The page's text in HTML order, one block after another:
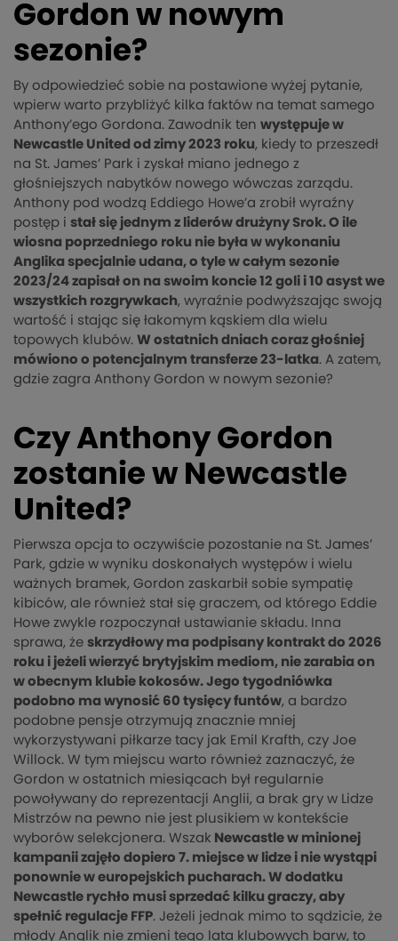
Gordon w nowym
sezonie?
By odpowiedzieć sobie na postawione wyżej pytanie,
wpierw warto przybliżyć kilka faktów na temat samego
Anthony’ego Gordona. Zawodnik ten występuje w
Newcastle United od zimy 2023 roku, kiedy to przeszedł
na St. James’ Park i zyskał miano jednego z
głośniejszych nabytków nowego wówczas zarządu.
Anthony pod wodzą Eddiego Howe’a zrobił wyraźny
postęp i stał się jednym z liderów drużyny Srok. O ile
wiosna poprzedniego roku nie była w wykonaniu
Anglika specjalnie udana, o tyle w całym sezonie
2023/24 zapisał on na swoim koncie 12 goli i 10 asyst we
wszystkich rozgrywkach, wyraźnie podwyższając swoją
wartość i stając się łakomym kąskiem dla wielu
topowych klubów. W ostatnich dniach coraz głośniej
mówiono o potencjalnym transferze 23-latka. A zatem,
gdzie zagra Anthony Gordon w nowym sezonie?
Czy Anthony Gordon
zostanie w Newcastle
United?
Pierwsza opcja to oczywiście pozostanie na St. James’
Park, gdzie w wyniku doskonałych występów i wielu
ważnych bramek, Gordon zaskarbił sobie sympatię
kibiców, ale również stał się graczem, od którego Eddie
Howe zwykle rozpoczynał ustawianie składu. Inna
sprawa, że skrzydłowy ma podpisany kontrakt do 2026
roku i jeżeli wierzyć brytyjskim mediom, nie zarabia on
w obecnym klubie kokosów. Jego tygodniówka
podobno ma wynosić 60 tysięcy funtów, a bardzo
podobne pensje otrzymują znacznie mniej
wykorzystywani piłkarze tacy jak Emil Krafth, czy Joe
Willock. W tym miejscu warto również zaznaczyć, że
Gordon w ostatnich miesiącach był regularnie
powoływany do reprezentacji Anglii, a brak gry w Lidze
Mistrzów na pewno nie jest plusikiem w kontekście
wyborów selekcjonera. Wszak Newcastle w minionej
kampanii zajęło dopiero 7. miejsce w lidze i nie wystąpi
ponownie w europejskich pucharach. W dodatku
Newcastle rychło musi sprzedać kilku graczy, aby
spełnić regulacje FFP. Jeżeli jednak mimo to sądzicie, że
młody Anglik nie zmieni tego lata klubowych barw, to